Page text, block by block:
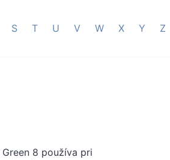
S T U V W X Y Z
8 používa pri